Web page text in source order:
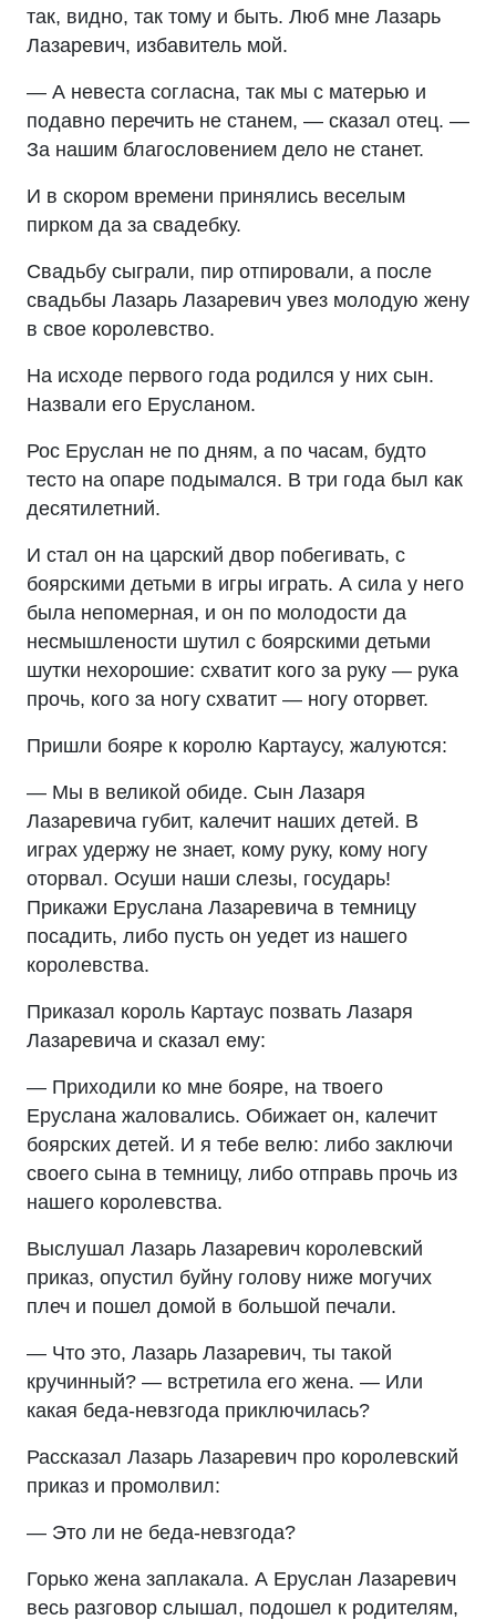
так, видно, так тому и быть. Люб мне Лазарь
Лазаревич, избавитель мой.
— А невеста согласна, так мы с матерью и
подавно перечить не станем, — сказал отец. —
За нашим благословением дело не станет.
И в скором времени принялись веселым
пирком да за свадебку.
Свадьбу сыграли, пир отпировали, а после
свадьбы Лазарь Лазаревич увез молодую жену
в свое королевство.
На исходе первого года родился у них сын.
Назвали его Ерусланом.
Рос Еруслан не по дням, а по часам, будто
тесто на опаре подымался. В три года был как
десятилетний.
И стал он на царский двор побегивать, с
боярскими детьми в игры играть. А сила у него
была непомерная, и он по молодости да
несмышлености шутил с боярскими детьми
шутки нехорошие: схватит кого за руку — рука
прочь, кого за ногу схватит — ногу оторвет.
Пришли бояре к королю Картаусу, жалуются:
— Мы в великой обиде. Сын Лазаря
Лазаревича губит, калечит наших детей. В
играх удержу не знает, кому руку, кому ногу
оторвал. Осуши наши слезы, государь!
Прикажи Еруслана Лазаревича в темницу
посадить, либо пусть он уедет из нашего
королевства.
Приказал король Картаус позвать Лазаря
Лазаревича и сказал ему:
— Приходили ко мне бояре, на твоего
Еруслана жаловались. Обижает он, калечит
боярских детей. И я тебе велю: либо заключи
своего сына в темницу, либо отправь прочь из
нашего королевства.
Выслушал Лазарь Лазаревич королевский
приказ, опустил буйну голову ниже могучих
плеч и пошел домой в большой печали.
— Что это, Лазарь Лазаревич, ты такой
кручинный? — встретила его жена. — Или
какая беда-невзгода приключилась?
Рассказал Лазарь Лазаревич про королевский
приказ и промолвил:
— Это ли не беда-невзгода?
Горько жена заплакала. А Еруслан Лазаревич
весь разговор слышал, подошел к родителям,